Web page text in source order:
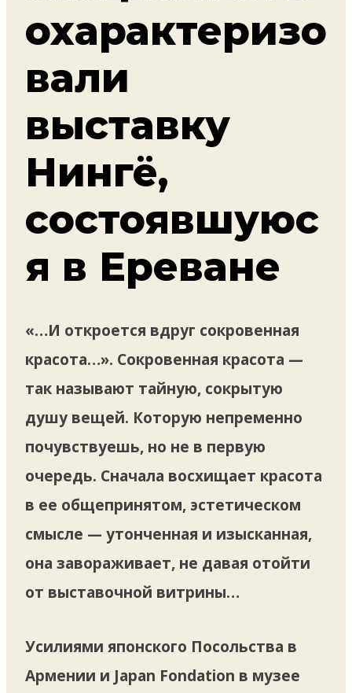
охарактеризо
вали
выставку
Нингё,
состоявшуюс
я в Ереване
«…И откроется вдруг сокровенная
красота…». Сокровенная красота —
так называют тайную, сокрытую
душу вещей. Которую непременно
почувствуешь, но не в первую
очередь. Сначала восхищает красота
в ее общепринятом, эстетическом
смысле — утонченная и изысканная,
она завораживает, не давая отойти
от выставочной витрины…
Усилиями японского Посольства в
Армении и Japan Fondation в музее